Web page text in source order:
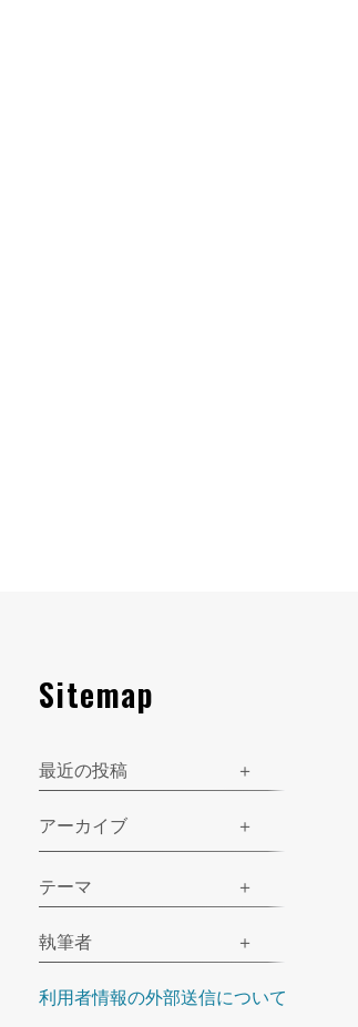
Sitemap
最近の投稿
アーカイブ
テーマ
執筆者
利用者情報の外部送信について